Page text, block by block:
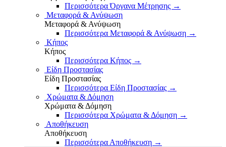
Περισσότερα Όργανα Μέτρησης →
Μεταφορά & Ανύψωση
Μεταφορά & Ανύψωση
Περισσότερα Μεταφορά & Ανύψωση →
Κήπος
Κήπος
Περισσότερα Κήπος →
Είδη Προστασίας
Είδη Προστασίας
Περισσότερα Είδη Προστασίας →
Χρώματα & Δόμηση
Χρώματα & Δόμηση
Περισσότερα Χρώματα & Δόμηση →
Αποθήκευση
Αποθήκευση
Περισσότερα Αποθήκευση →